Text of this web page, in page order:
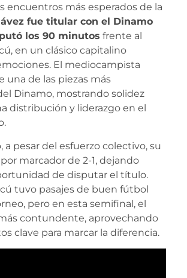
encuentros más esperados de la
fue titular con el Dinamo
los 90 minutos frente al
en un clásico capitalino
El mediocampista
una de las piezas más
Dinamo, mostrando solidez
distribución y liderazgo en el
a pesar del esfuerzo colectivo, su
marcador de 2-1, dejando
de disputar el título.
tuvo pasajes de buen fútbol
pero en esta semifinal, el
contundente, aprovechando
clave para marcar la diferencia.